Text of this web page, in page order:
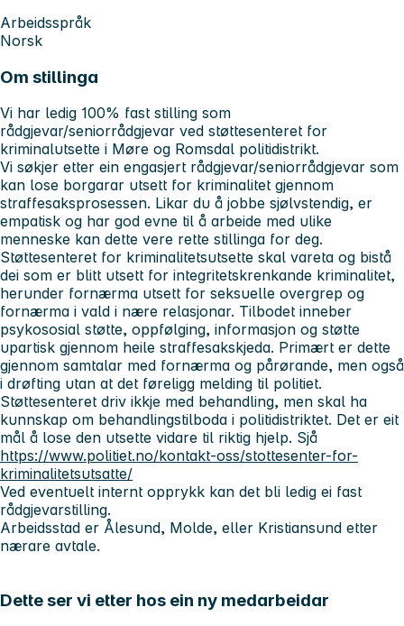
Arbeidsspråk
Norsk
Om stillinga
Vi har ledig 100% fast stilling som
rådgjevar/seniorrådgjevar ved støttesenteret for
kriminalutsette i Møre og Romsdal politidistrikt.
Vi søkjer etter ein engasjert rådgjevar/seniorrådgjevar som
kan lose borgarar utsett for kriminalitet gjennom
straffesaksprosessen. Likar du å jobbe sjølvstendig, er
empatisk og har god evne til å arbeide med ulike
menneske kan dette vere rette stillinga for deg.
Støttesenteret for kriminalitetsutsette skal vareta og bistå
dei som er blitt utsett for integritetskrenkande kriminalitet,
herunder fornærma utsett for seksuelle overgrep og
fornærma i vald i nære relasjonar. Tilbodet inneber
psykososial støtte, oppfølging, informasjon og støtte
upartisk gjennom heile straffesakskjeda. Primært er dette
gjennom samtalar med fornærma og pårørande, men også
i drøfting utan at det føreligg melding til politiet.
Støttesenteret driv ikkje med behandling, men skal ha
kunnskap om behandlingstilboda i politidistriktet. Det er eit
mål å lose den utsette vidare til riktig hjelp. Sjå
https://www.politiet.no/kontakt-oss/stottesenter-for-
kriminalitetsutsatte/
Ved eventuelt internt opprykk kan det bli ledig ei fast
rådgjevarstilling.
Arbeidsstad er Ålesund, Molde, eller Kristiansund etter
nærare avtale.
Dette ser vi etter hos ein ny medarbeidar